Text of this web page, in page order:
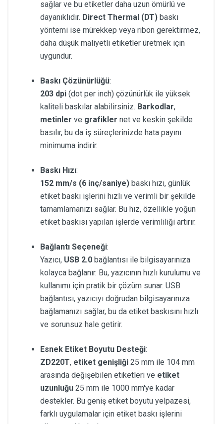
sağlar ve bu etiketler daha uzun ömürlü ve
dayanıklıdır. Direct Thermal (DT) baskı
yöntemi ise mürekkep veya ribon gerektirmez,
daha düşük maliyetli etiketler üretmek için
uygundur.
Baskı Çözünürlüğü:
203 dpi (dot per inch) çözünürlük ile yüksek
kaliteli baskılar alabilirsiniz. Barkodlar,
metinler ve grafikler net ve keskin şekilde
basılır, bu da iş süreçlerinizde hata payını
minimuma indirir.
Baskı Hızı:
152 mm/s (6 inç/saniye) baskı hızı, günlük
etiket baskı işlerini hızlı ve verimli bir şekilde
tamamlamanızı sağlar. Bu hız, özellikle yoğun
etiket baskısı yapılan işlerde verimliliği artırır.
Bağlantı Seçeneği:
Yazıcı, USB 2.0 bağlantısı ile bilgisayarınıza
kolayca bağlanır. Bu, yazıcının hızlı kurulumu ve
kullanımı için pratik bir çözüm sunar. USB
bağlantısı, yazıcıyı doğrudan bilgisayarınıza
bağlamanızı sağlar, bu da etiket baskısını hızlı
ve sorunsuz hale getirir.
Esnek Etiket Boyutu Desteği:
ZD220T, etiket genişliği 25 mm ile 104 mm
arasında değişebilen etiketleri ve etiket
uzunluğu 25 mm ile 1000 mm'ye kadar
destekler. Bu geniş etiket boyutu yelpazesi,
farklı uygulamalar için etiket baskı işlerini